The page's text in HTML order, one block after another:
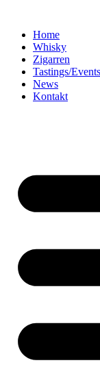
Home
Whisky
Zigarren
Tastings/Events
News
Kontakt